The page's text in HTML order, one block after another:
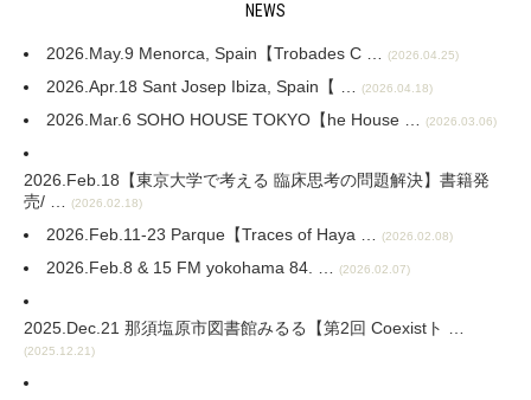
NEWS
2026.May.9 Menorca, Spain【Trobades C … (2026.04.25)
2026.Apr.18 Sant Josep Ibiza, Spain【 … (2026.04.18)
2026.Mar.6 SOHO HOUSE TOKYO【he House … (2026.03.06)
2026.Feb.18【東京大学で考える 臨床思考の問題解決】書籍発
売/ …
(2026.02.18)
2026.Feb.11-23 Parque【Traces of Haya … (2026.02.08)
2026.Feb.8 & 15 FM yokohama 84. … (2026.02.07)
2025.Dec.21 那須塩原市図書館みるる【第2回 Coexistト …
(2025.12.21)